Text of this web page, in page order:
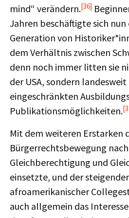
mind“ verändern.[36]
Jahren beschäftigte sich nun
Generation von
dem Verhältnis zwischen
denn noch immer litten sie
der USA, sondern
eingeschränkten
Publikationsmöglichkeiten.
Mit dem weiteren Erstarken
Bürgerrechtsbewegung nach
Gleichberechtigung und
einsetzte, und der
afroamerikanischer
auch allgemein das